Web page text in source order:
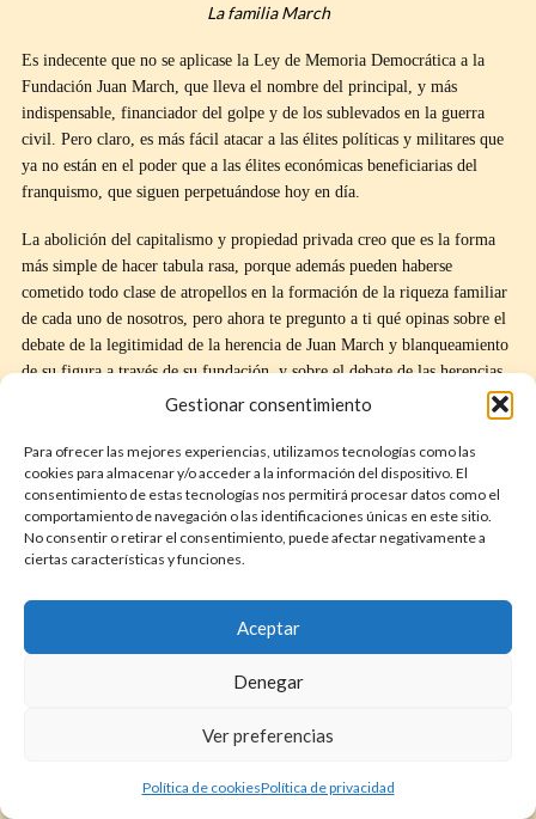
Gestionar consentimiento
Para ofrecer las mejores experiencias, utilizamos tecnologías como las
cookies para almacenar y/o acceder a la información del dispositivo. El
consentimiento de estas tecnologías nos permitirá procesar datos como el
comportamiento de navegación o las identificaciones únicas en este sitio.
No consentir o retirar el consentimiento, puede afectar negativamente a
ciertas características y funciones.
Aceptar
Denegar
Ver preferencias
Política de cookiesPolítica de privacidad
La familia March
Es indecente que no se aplicase la Ley de Memoria Democrática a la
Fundación Juan March, que lleva el nombre del principal, y más
indispensable, financiador del golpe y de los sublevados en la guerra
civil. Pero claro, es más fácil atacar a las élites políticas y militares que
ya no están en el poder que a las élites económicas beneficiarias del
franquismo, que siguen perpetuándose hoy en día.
La abolición del capitalismo y propiedad privada creo que es la forma
más simple de hacer tabula rasa, porque además pueden haberse
cometido todo clase de atropellos en la formación de la riqueza familiar
de cada uno de nosotros, pero ahora te pregunto a ti qué opinas sobre el
debate de la legitimidad de la herencia de Juan March y blanqueamiento
de su figura a través de su fundación, y sobre el debate de las herencias
en general. Espero tus reflexiones en los comentarios.
Outro
En cualquier caso, espero que si te has visto la serie completa sobre Juan
March Ordinas hayas aprendido mucho sobre este personaje tan
importante de la historia de España y del que se habla poco para no
enfadar a los March, y espero que te lleve a reflexiones más profundas
como Juan March. Si es así, por favor dale a me gusta y compártelo para
ayudar en su difusión, y suscríbete al programa si eres nuevo.
patreon.com/lahistoriaespana
en la página web del programa, donde también
cierto a Juan Carlos Traversi por haberse hecho miembro del canal.